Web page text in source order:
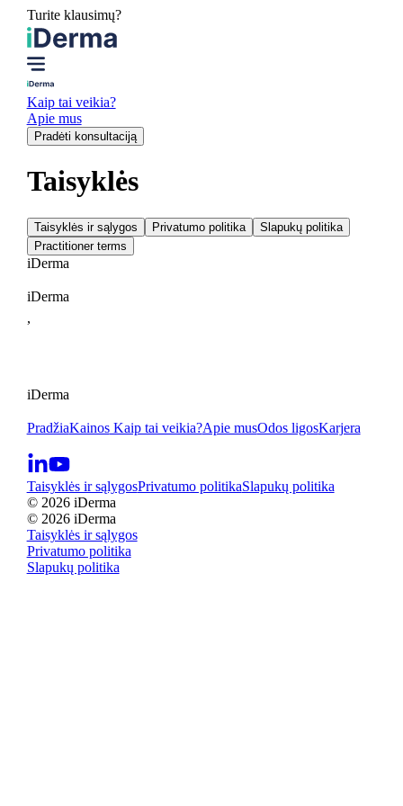
Turite klausimų?
Kaip tai veikia?
Apie mus
Pradėti konsultaciją
Taisyklės
Taisyklės ir sąlygos Privatumo politika
Slapukų politika
Practitioner terms
iDerma
iDerma
,
iDerma
PradžiaKainosKaip tai veikia?Apie musOdos ligosKarjera
Taisyklės ir sąlygosPrivatumo politikaSlapukų politika
© 2026 iDerma
© 2026 iDerma
Taisyklės ir sąlygos
Privatumo politika
Slapukų politika